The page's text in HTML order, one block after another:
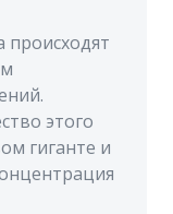
этого
гиганте и